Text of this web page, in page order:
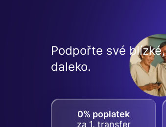
Podpořte své
daleko.
0% poplatek
za 1. transfer